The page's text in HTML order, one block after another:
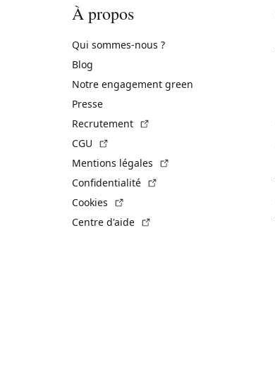
À propos
Qui sommes-nous ?
Blog
Notre engagement green
Presse
Recrutement
CGU
Mentions légales
Confidentialité
Cookies
Centre d'aide